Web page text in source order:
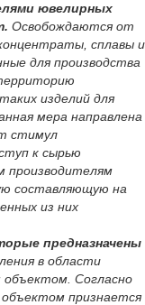
ювелирных
Освобождаются от
сплавы и
для производства
изделий для
мера направлена
стимул
к сырью
производителям
составляющую на
из них
предназначены
в области
объектом. Согласно
объектом признается